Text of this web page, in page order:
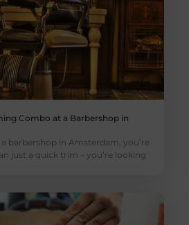
Combo at a Barbershop in
barbershop in Amsterdam, you’re
just a quick trim – you’re looking